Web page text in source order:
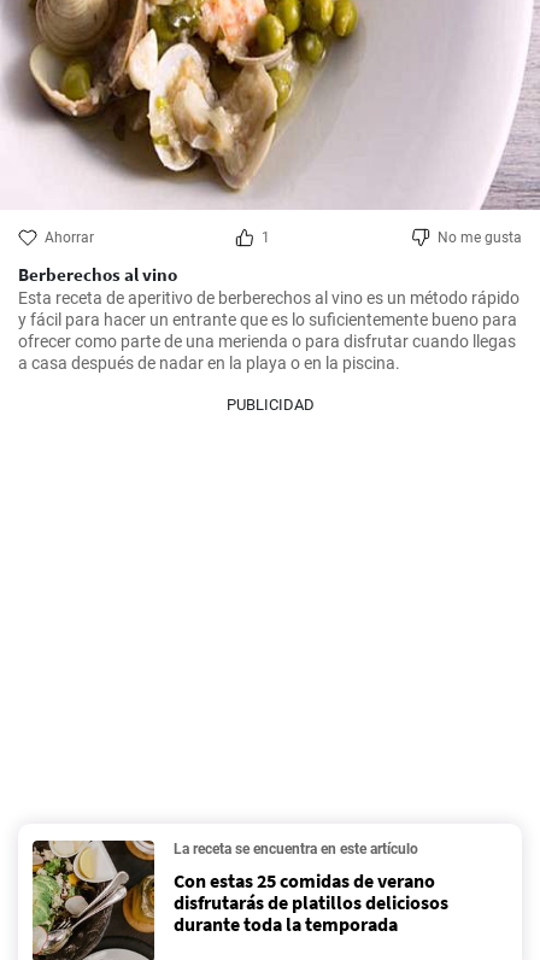
Ahorrar 1 No me gusta
Berberechos al vino
Esta receta de aperitivo de berberechos al vino es un método rápido
y fácil para hacer un entrante que es lo suficientemente bueno para
ofrecer como parte de una merienda o para disfrutar cuando llegas
a casa después de nadar en la playa o en la piscina.
PUBLICIDAD
La receta se encuentra en este artículo
Con estas 25 comidas de verano
disfrutarás de platillos deliciosos
durante toda la temporada